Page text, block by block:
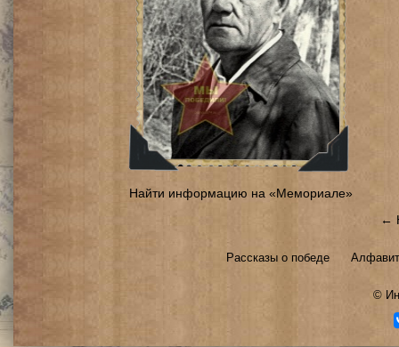
Найти информацию на «Мемориале»
←
Рассказы о победе
©